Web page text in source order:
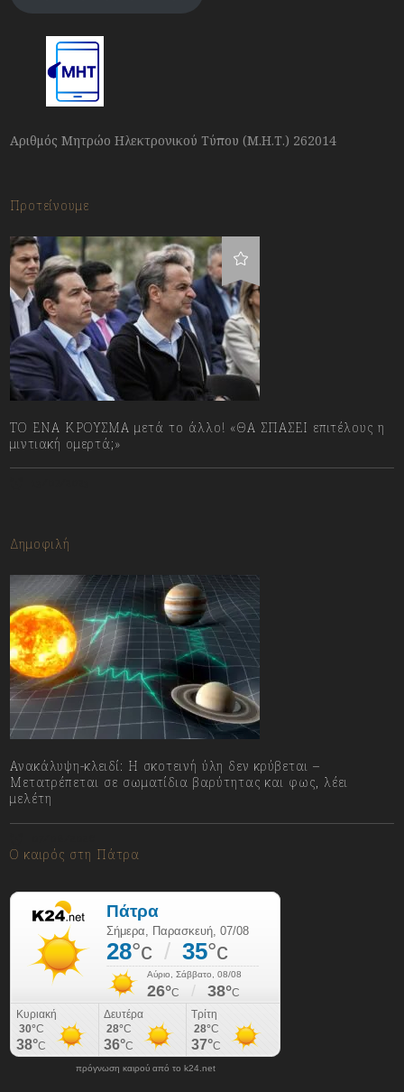
Αριθμός Μητρώο Ηλεκτρονικού Τύπου (Μ.Η.Τ.) 262014
Προτείνουμε
ΤΟ ΕΝΑ ΚΡΟΥΣΜΑ μετά το άλλο! «ΘΑ ΣΠΑΣΕΙ επιτέλους η
μιντιακή ομερτά;»
Δημοφιλή
Ανακάλυψη-κλειδί: Η σκοτεινή ύλη δεν κρύβεται –
Μετατρέπεται σε σωματίδια βαρύτητας και φως, λέει
μελέτη
Ο καιρός στη Πάτρα
πρόγνωση καιρού από το k24.net